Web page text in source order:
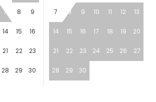
7 8 9
14 15 16
21 22 23
28 29 30
7 8 9 10 11 12 13
14 15 16 17 18 19 20
21 22 23 24 25 26 27
28 29 30